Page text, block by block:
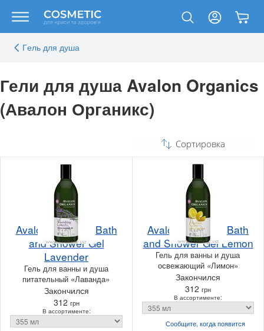
Гeль для душа
Гели для душа Avalon Organics
(Авалон Органикс)
Сортировка
Avalon Organics Bath
and Shower Gel
Lavender
Гель для ванны и душа
питательный «Лаванда»
Закончился
312 грн
В ассортименте:
Avalon Organics Bath
and Shower Gel Lemon
Гель для ванны и душа
освежающий «Лимон»
Закончился
312 грн
В ассортименте:
Сообщите, когдапоявится